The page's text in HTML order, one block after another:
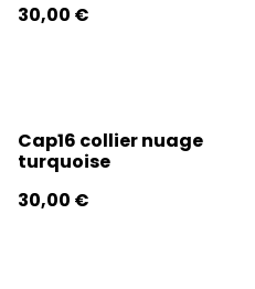
30,00 €
Cap16 collier nuage
turquoise
30,00 €